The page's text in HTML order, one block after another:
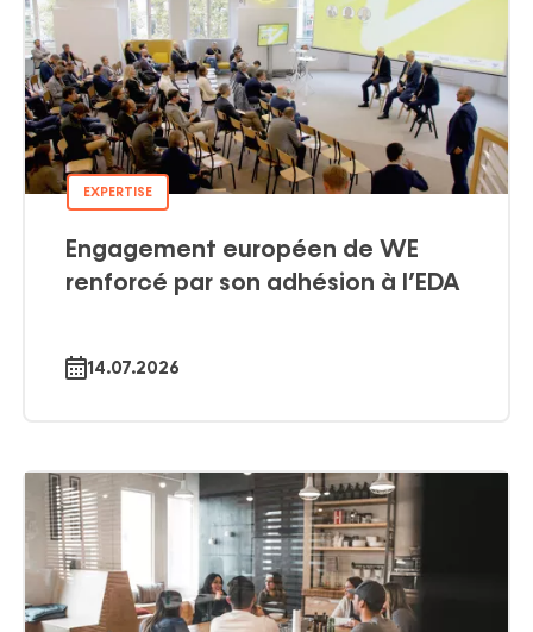
EXPERTISE
Engagement européen de WE
renforcé par son adhésion à l’EDA
14.07.2026